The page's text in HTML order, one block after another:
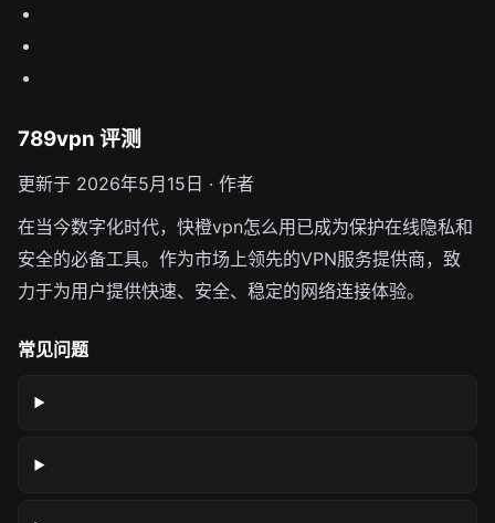
789vpn 评测
更新于 2026年5月15日 · 作者
在当今数字化时代，快橙vpn怎么用已成为保护在线隐私和
安全的必备工具。作为市场上领先的VPN服务提供商，致
力于为用户提供快速、安全、稳定的网络连接体验。
常见问题